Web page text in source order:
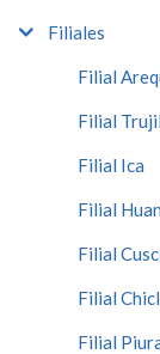
Filiales
Filial
Filial
Filial Ica
Filial
Filial
Filial
Filial